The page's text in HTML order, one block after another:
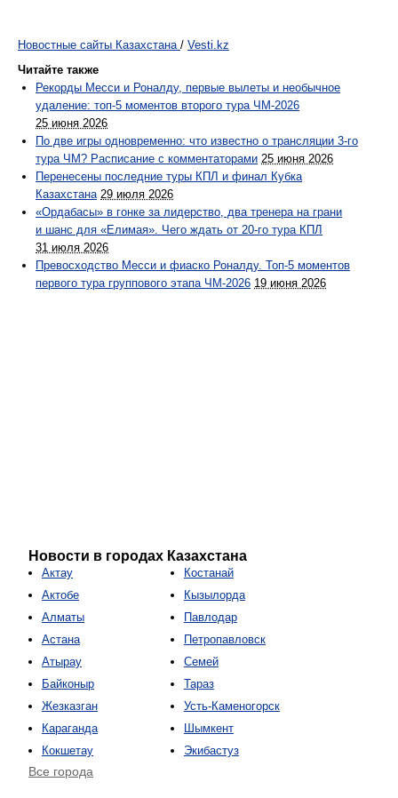
Новостные сайты Казахстана / Vesti.kz
Читайте также
Рекорды Месси и Роналду, первые вылеты и необычное
удаление: топ-5 моментов второго тура ЧМ-2026
25 июня 2026
По две игры одновременно: что известно о трансляции 3-го
тура ЧМ? Расписание с комментаторами 25 июня 2026
Перенесены последние туры КПЛ и финал Кубка
Казахстана 29 июля 2026
«Ордабасы» в гонке за лидерство, два тренера на грани
и шанс для «Елимая». Чего ждать от 20-го тура КПЛ
31 июля 2026
Превосходство Месси и фиаско Роналду. Топ-5 моментов
первого тура группового этапа ЧМ-2026 19 июня 2026
Новости в городах Казахстана
Актау
Актобе
Алматы
Астана
Атырау
Байконыр
Жезказган
Караганда
Кокшетау
Костанай
Кызылорда
Павлодар
Петропавловск
Семей
Тараз
Усть-Каменогорск
Шымкент
Экибастуз
Все города